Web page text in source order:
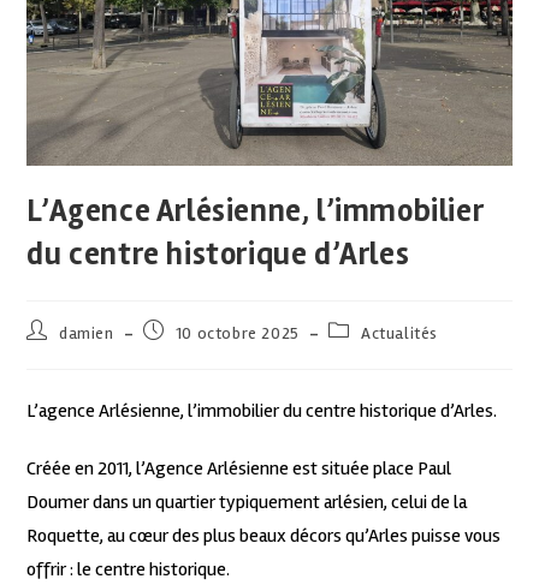
L’Agence Arlésienne, l’immobilier
du centre historique d’Arles
damien 10 octobre 2025 Actualités
L’agence Arlésienne, l’immobilier du centre historique d’Arles.
Créée en 2011, l’Agence Arlésienne est située place Paul
Doumer dans un quartier typiquement arlésien, celui de la
Roquette, au cœur des plus beaux décors qu’Arles puisse vous
offrir : le centre historique.